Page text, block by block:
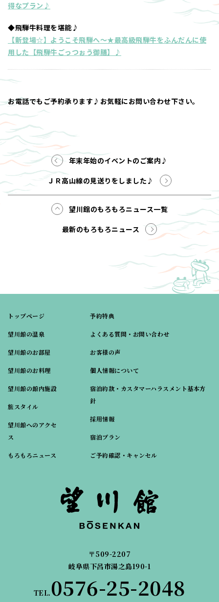
得なプラン♪
◆飛騨牛料理を堪能♪
【新登場☆】ようこそ飛騨へ～★最高級飛騨牛をふんだんに使
用した【飛騨牛ごっつぉう御膳】♪
お電話でもご予約承ります♪お気軽にお問い合わせ下さい。
年末年始のイベントのご案内♪
ＪＲ高山線の見送りをしました♪
望川館のもろもろニュース一覧
最新のもろもろニュース
トップページ
望川館の温泉
望川館のお部屋
望川館のお料理
望川館の館内施設
旅スタイル
望川館へのアクセ
ス
もろもろニュース
予約特典
よくある質問・お問い合わせ
お客様の声
個人情報について
宿泊約款・カスタマーハラスメント基本方
針
採用情報
宿泊プラン
ご予約確認・キャンセル
〒509-2207
岐阜県下呂市湯之島190-1
TEL.0576-25-2048